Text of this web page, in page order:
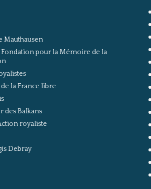
Mauthausen
Fondation pour la Mémoire de la
la France libre
des Balkans
royaliste
Debray